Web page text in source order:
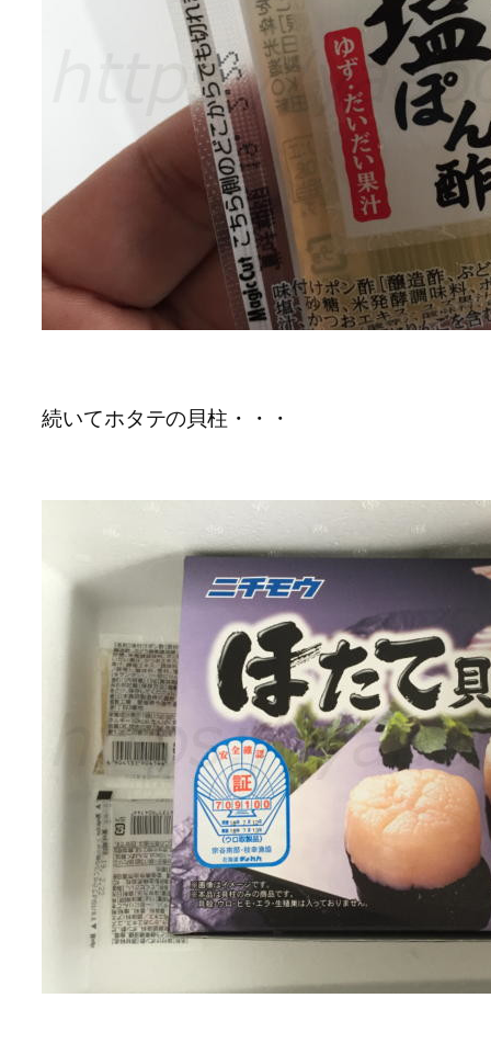
続いてホタテの貝柱・・・